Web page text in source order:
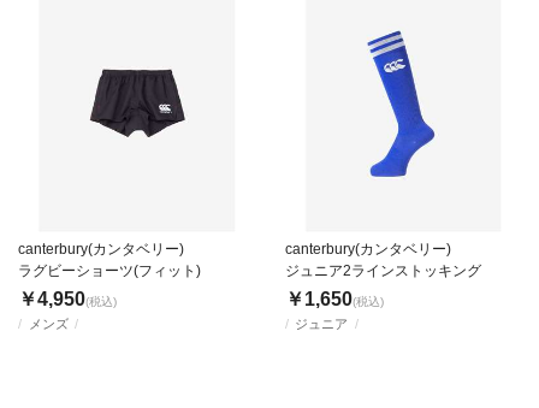
メンズ
canterbury(カンタベリー)
ラグビーショーツ(フィット)
￥4,950(税込)
ジュニア
canterbury(カンタベリー)
ジュニア2ラインストッキング
￥1,650(税込)